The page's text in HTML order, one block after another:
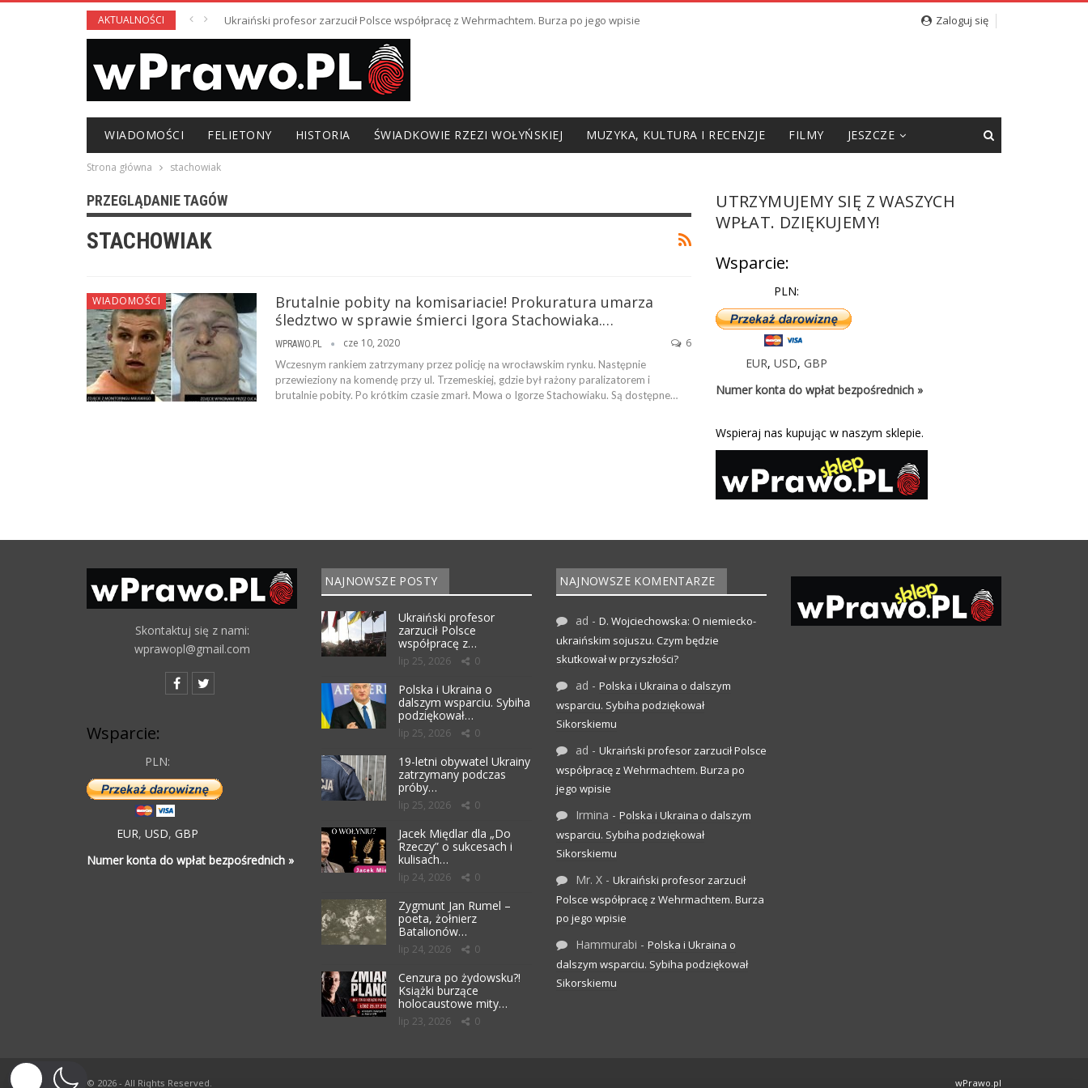
AKTUALNOŚCI Ukraiński profesor zarzucił Polsce współpracę z Wehrmachtem. Burza po jego wpisie Zaloguj się
WIADOMOŚCI FELIETONY HISTORIA ŚWIADKOWIE RZEZI WOŁYŃSKIEJ MUZYKA, KULTURA I RECENZJE FILMY JESZCZE
Strona główna stachowiak
PRZEGLĄDANIE TAGÓW
STACHOWIAK
WIADOMOŚCI
Brutalnie pobity na komisariacie! Prokuratura umarza
śledztwo w sprawie śmierci Igora Stachowiaka.…
WPRAWO.PL cze 10, 2020 6
Wczesnym rankiem zatrzymany przez policję na wrocławskim rynku. Następnie
przewieziony na komendę przy ul. Trzemeskiej, gdzie był rażony paralizatorem i
brutalnie pobity. Po krótkim czasie zmarł. Mowa o Igorze Stachowiaku. Są dostępne…
UTRZYMUJEMY SIĘ Z WASZYCH
WPŁAT. DZIĘKUJEMY!
Wsparcie:
PLN:
EUR,USD,GBP
Numer konta do wpłat bezpośrednich »
Wspieraj nas kupując w naszym sklepie.
Skontaktuj się z nami:
wprawopl@gmail.com
Wsparcie:
PLN:
EUR, USD, GBP
Numer konta do wpłat bezpośrednich »
NAJNOWSZE POSTY
Ukraiński profesor
zarzucił Polsce
współpracę z…
lip 25, 2026 0
Polska i Ukraina o
dalszym wsparciu. Sybiha
podziękował…
lip 25, 2026 0
19-letni obywatel Ukrainy
zatrzymany podczas
próby…
lip 25, 2026 0
Jacek Międlar dla „Do
Rzeczy” o sukcesach i
kulisach…
lip 24, 2026 0
Zygmunt Jan Rumel –
poeta, żołnierz
Batalionów…
lip 24, 2026 0
Cenzura po żydowsku?!
Książki burzące
holocaustowe mity…
lip 23, 2026 0
NAJNOWSZE KOMENTARZE
ad - D. Wojciechowska: O niemiecko-
ukraińskim sojuszu. Czym będzie
skutkował w przyszłości?
ad - Polska i Ukraina o dalszym
wsparciu. Sybiha podziękował
Sikorskiemu
ad - Ukraiński profesor zarzucił Polsce
współpracę z Wehrmachtem. Burza po
jego wpisie
Irmina - Polska i Ukraina o dalszym
wsparciu. Sybiha podziękował
Sikorskiemu
Mr. X - Ukraiński profesor zarzucił
Polsce współpracę z Wehrmachtem. Burza
po jego wpisie
Hammurabi - Polska i Ukraina o
dalszym wsparciu. Sybiha podziękował
Sikorskiemu
© 2026 - All Rights Reserved. wPrawo.pl